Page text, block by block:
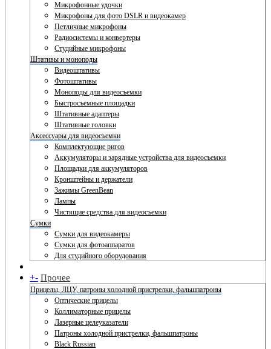
Микрофонные удочки
Микрофоны для фото DSLR и видеокамер
Петличные микрофоны
Радиосистемы и конвертеры
Студийные микрофоны
Штативы и моноподы
Видеоштативы
Фотоштативы
Моноподы для видеосъемки
Быстросъемные площадки
Штативные адаптеры
Штативные головки
Аксессуары для видеосъемки
Комплектующие ригов
Аккумуляторы и зарядные устройства для видеосъемки
Площадки для аккумуляторов
Кронштейны и держатели
Зажимы GreenBean
Лампы
Чистящие средства для видеосъемки
Сумки
Сумки для видеокамеры
Сумки для фотоаппаратов
Для студийного оборудования
+- Прочее
Прицелы, ЛЦУ, патроны холодной пристрелки, фальшпатроны
Оптические прицелы
Коллиматорные прицелы
Лазерные целеуказатели
Патроны холодной пристрелки, фальшпатроны
Black Russian